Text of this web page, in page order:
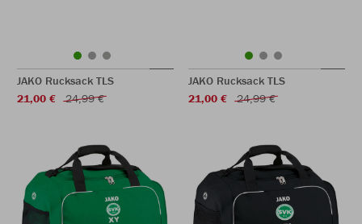
JAKO Rucksack TLS
21,00 €
24,99 €
JAKO Rucksack TLS
21,00 €
24,99 €